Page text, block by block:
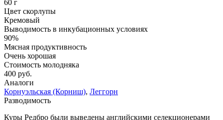
60 г
Цвет скорлупы
Кремовый
Выводимость в инкубационных условиях
90%
Мясная продуктивность
Очень хорошая
Стоимость молодняка
400 руб.
Аналоги
Корнуэльская (Корниш), Леггорн
Разводимость
Куры Редбро были выведены английскими селекционерами